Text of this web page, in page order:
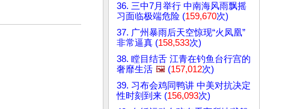
36. 三中7月举行 中南海风雨飘摇
习面临极端危险 (159,670次)
37. 广州暴雨后天空惊现“火凤凰”
非常逼真 (158,533次)
38. 瞠目结舌 江青在钓鱼台行宫的
奢靡生活 🖼️ (157,012次)
39. 习布会鸡同鸭讲 中美对抗决定
性时刻到来 (156,093次)